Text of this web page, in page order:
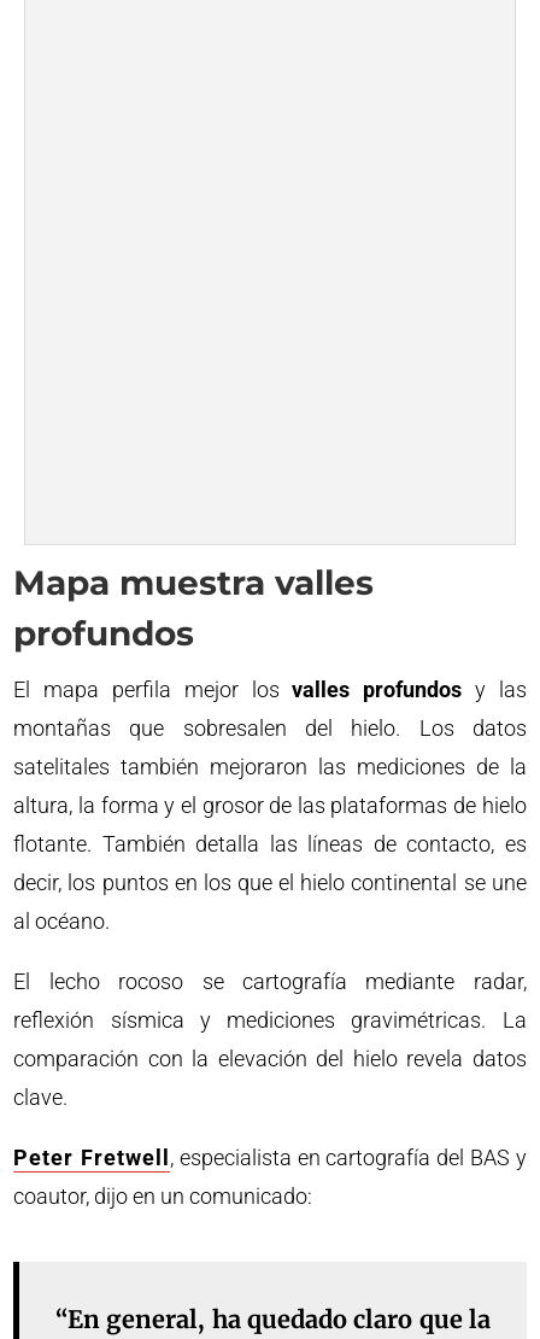
Mapa muestra valles
profundos
El mapa perfila mejor losvalles profundos y las
montañas que sobresalen del hielo. Los datos
satelitales también mejoraron las mediciones de la
altura, la forma y el grosor de las plataformas de hielo
flotante. También detalla las líneas de contacto, es
decir, los puntos en los que el hielo continental se une
al océano.
El lecho rocoso se cartografía mediante radar,
reflexión sísmica y mediciones gravimétricas. La
comparación con la elevación del hielo revela datos
clave.
Peter Fretwell , especialista en cartografía del BAS y
coautor, dijo en un comunicado:
“En general, ha quedado claro que la